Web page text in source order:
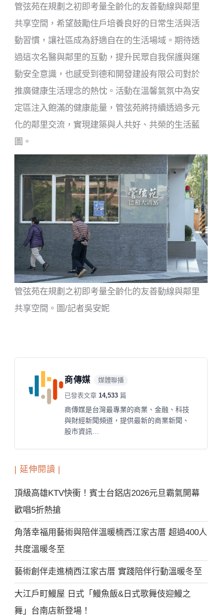
管弦苑在規劃之初即考量全齡化的友善動線與鄰里
共享空間，希望鼓勵住戶培養良好的日常生活與活
動習慣，讓社區成為舒適自在的生活場域。期待透
過這次名醫與鄰里的互動，提升民眾自我保護與運
動安全意識，也感受到德和開發建設有限公司對於
推廣健康生活理念的熱忱。活動在溫馨氣氛中為安
定區注入飽滿的健康能量，管弦苑將持續透過多元
化的鄰里交流，實現建築與人共好、共榮的生活藍
圖。
管弦苑在規劃之初即考量全齡化的友善動線與鄰里
共享空間。圖/記者吳安妮
商傳媒 媒體聯播
已發表文章14,533 篇
商傳媒是台灣最專業的商業、金融、科技
與財經新聞頻道，提供最新的商業新聞、
股市資訊…
| 延伸閱讀 |
頂級高雄KTV快衝！賓士台鋁店2026元旦霸氣開幕
歡唱5折熱搶
角落幸福用藝術與陪伴溫暖楠西江家古厝 超過400人
共度溫暖冬至
藝術創伴走進楠西江家古厝 實踐陪伴行動溫暖冬至
大江戶町鰻屋 日式「鰻魚飯&日式歌舞伎迎鰻之
舞」台南店新登場！